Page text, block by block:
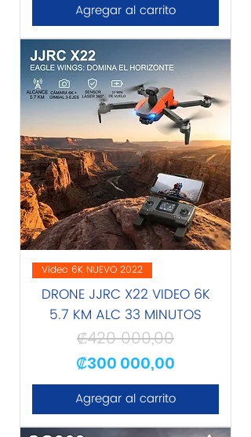
Agregar al carrito
Video 6K NUEVO 2022
DRONE JJRC X22 VIDEO 6K
5.7 KM ALC 33 MINUTOS
Precio
₡420 000,00
Precio de oferta
₡300 000,00
Agregar al carrito